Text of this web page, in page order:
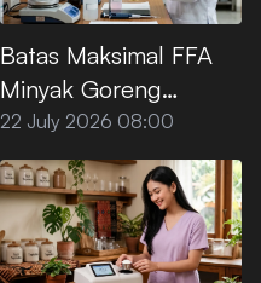
Batas Maksimal FFA
Minyak Goreng
Premium Menurut SNI
22 July 2026 08:00